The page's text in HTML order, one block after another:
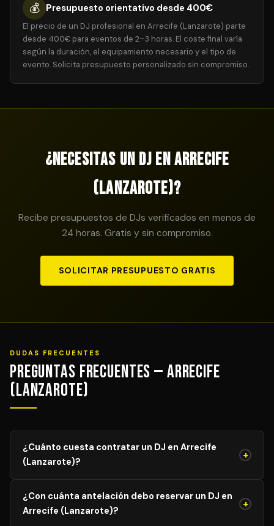
💰 Presupuesto orientativo desde 400€
El precio de un DJ profesional en Arrecife (Lanzarote) parte
desde 400€ para eventos de 2–3 horas. El coste final varía
según la duración, el equipamiento necesario y el tipo de
evento. Solicita presupuesto personalizado sin compromiso.
¿Necesitas un DJ en Arrecife
(Lanzarote)?
Recibe presupuestos de DJs verificados en menos de
24 horas. Gratis y sin compromiso.
SOLICITAR PRESUPUESTO GRATIS
DUDAS FRECUENTES
Preguntas Frecuentes — Arrecife
(Lanzarote)
¿Cuánto cuesta contratar un DJ en Arrecife
(Lanzarote)?
+
varía según el tipo de evento, duración y equipamiento
requerido. Los servicios comienzan desde 400€ € para
¿Con cuánta antelación debo reservar un DJ en
Arrecife (Lanzarote)?
+